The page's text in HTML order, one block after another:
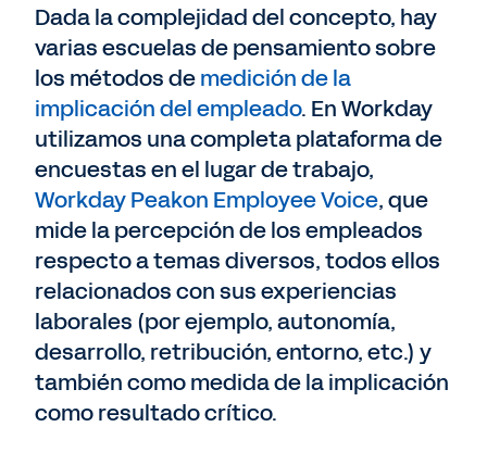
Dada la complejidad del concepto, hay
varias escuelas de pensamiento sobre
los métodos demedición de la
implicación del empleado. En Workday
utilizamos una completa plataforma de
encuestas en el lugar de trabajo,
Workday Peakon Employee Voice, que
mide la percepción de los empleados
respecto a temas diversos, todos ellos
relacionados con sus experiencias
laborales (por ejemplo, autonomía,
desarrollo, retribución, entorno, etc.) y
también como medida de la implicación
como resultado crítico.